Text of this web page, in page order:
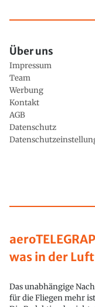
was in der
Das unabhängige
für die Fliegen mehr
Über uns
Impressum
Team
Werbung
Kontakt
AGB
Datenschutz